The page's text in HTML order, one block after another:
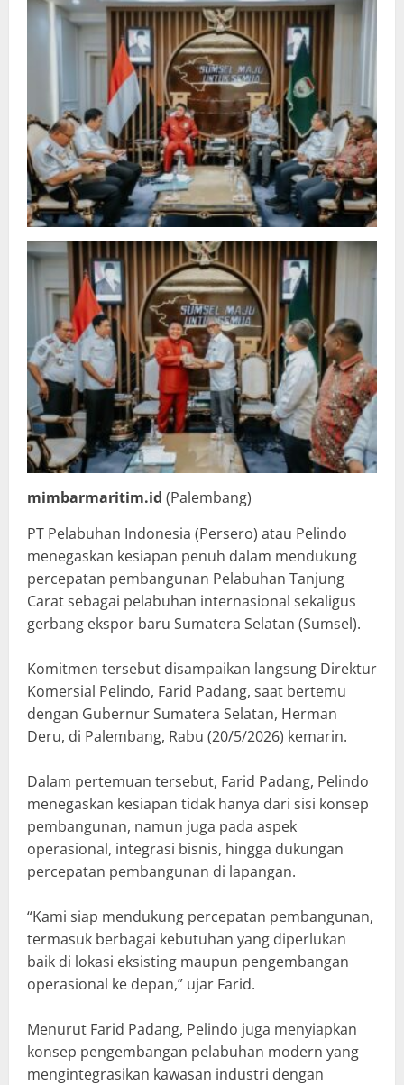
mimbarmaritim.id (Palembang)
PT Pelabuhan Indonesia (Persero) atau Pelindo
menegaskan kesiapan penuh dalam mendukung
percepatan pembangunan Pelabuhan Tanjung
Carat sebagai pelabuhan internasional sekaligus
gerbang ekspor baru Sumatera Selatan (Sumsel).
Komitmen tersebut disampaikan langsung Direktur
Komersial Pelindo, Farid Padang, saat bertemu
dengan Gubernur Sumatera Selatan, Herman
Deru, di Palembang, Rabu (20/5/2026) kemarin.
Dalam pertemuan tersebut, Farid Padang, Pelindo
menegaskan kesiapan tidak hanya dari sisi konsep
pembangunan, namun juga pada aspek
operasional, integrasi bisnis, hingga dukungan
percepatan pembangunan di lapangan.
“Kami siap mendukung percepatan pembangunan,
termasuk berbagai kebutuhan yang diperlukan
baik di lokasi eksisting maupun pengembangan
operasional ke depan,” ujar Farid.
Menurut Farid Padang, Pelindo juga menyiapkan
konsep pengembangan pelabuhan modern yang
mengintegrasikan kawasan industri dengan